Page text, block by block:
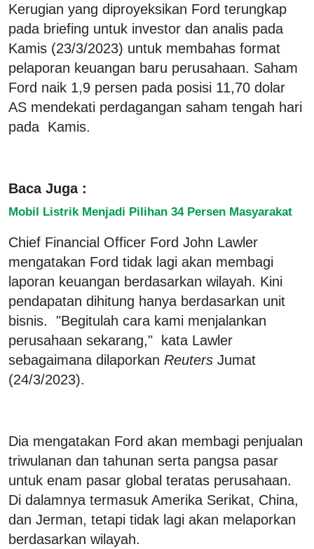
Kerugian yang diproyeksikan Ford terungkap
pada briefing untuk investor dan analis pada
Kamis (23/3/2023) untuk membahas format
pelaporan keuangan baru perusahaan. Saham
Ford naik 1,9 persen pada posisi 11,70 dolar
AS mendekati perdagangan saham tengah hari
pada Kamis.
Baca Juga :
Mobil Listrik Menjadi Pilihan 34 Persen Masyarakat
Chief Financial Officer Ford John Lawler
mengatakan Ford tidak lagi akan membagi
laporan keuangan berdasarkan wilayah. Kini
pendapatan dihitung hanya berdasarkan unit
bisnis. "Begitulah cara kami menjalankan
perusahaan sekarang," kata Lawler
sebagaimana dilaporkan Reuters Jumat
(24/3/2023).
Dia mengatakan Ford akan membagi penjualan
triwulanan dan tahunan serta pangsa pasar
untuk enam pasar global teratas perusahaan.
Di dalamnya termasuk Amerika Serikat, China,
dan Jerman, tetapi tidak lagi akan melaporkan
berdasarkan wilayah.